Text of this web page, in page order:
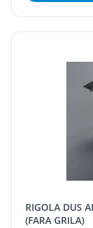
RIGOLA DUS ADVANTIX VARIO RENOVARE, H=7cm
(FARA GRILA)